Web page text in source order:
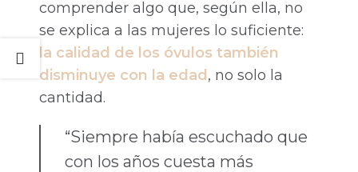
comprender algo que, según ella, no
se explica a las mujeres lo suficiente:
la calidad de los óvulos también
disminuye con la edad , no solo la
cantidad.
“Siempre había escuchado que
con los años cuesta más